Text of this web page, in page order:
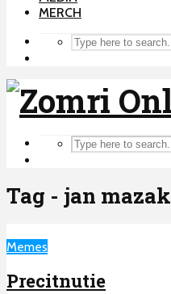
MERCH
Tag - jan mazak
Memes
Precitnutie